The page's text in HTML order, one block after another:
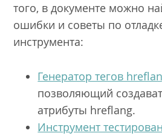
того, в документе можно
ошибки и советы по
инструмента:
Генератор тегов
позволяющий
атрибуты hreflang.
Инструмент